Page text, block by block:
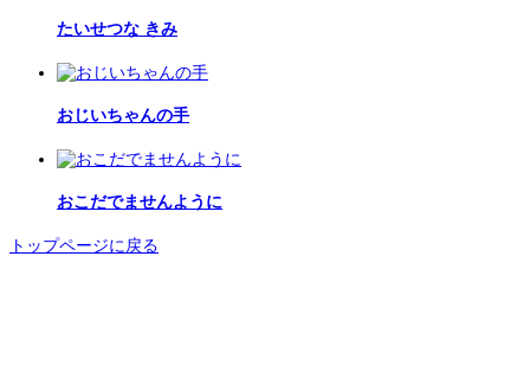
たいせつな きみ
おじいちゃんの手
おこだでませんように
トップページに戻る